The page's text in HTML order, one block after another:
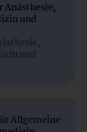
und
und
Allgemeine